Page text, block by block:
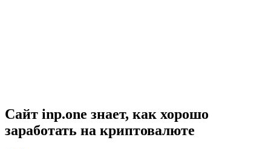
Сайт inp.one знает, как хорошо
заработать на криптовалюте